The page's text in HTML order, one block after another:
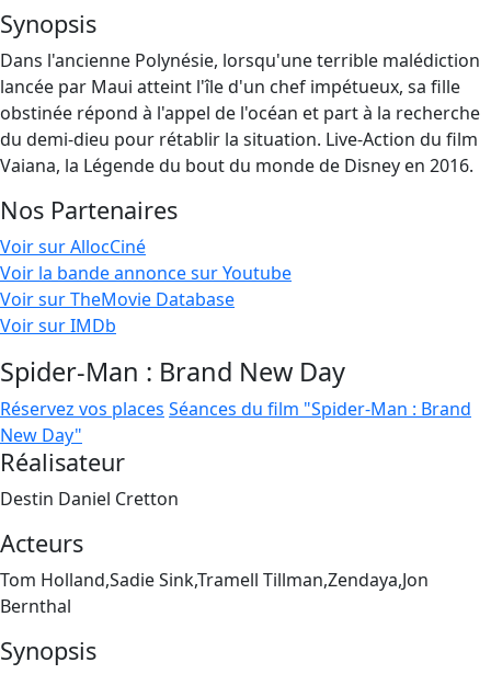
Synopsis
Dans l'ancienne Polynésie, lorsqu'une terrible malédiction
lancée par Maui atteint l'île d'un chef impétueux, sa fille
obstinée répond à l'appel de l'océan et part à la recherche
du demi-dieu pour rétablir la situation. Live-Action du film
Vaiana, la Légende du bout du monde de Disney en 2016.
Nos Partenaires
Voir sur AllocCiné
Voir la bande annonce sur Youtube
Voir sur TheMovie Database
Voir sur IMDb
Spider-Man : Brand New Day
Réservez vos places Séances du film "Spider-Man : Brand
New Day"
Réalisateur
Destin Daniel Cretton
Acteurs
Tom Holland,Sadie Sink,Tramell Tillman,Zendaya,Jon
Bernthal
Synopsis